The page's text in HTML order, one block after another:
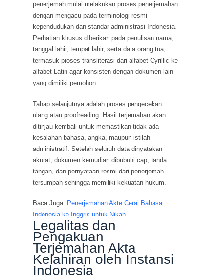
penerjemah mulai melakukan proses penerjemahan
dengan mengacu pada terminologi resmi
kependudukan dan standar administrasi Indonesia.
Perhatian khusus diberikan pada penulisan nama,
tanggal lahir, tempat lahir, serta data orang tua,
termasuk proses transliterasi dari alfabet Cyrillic ke
alfabet Latin agar konsisten dengan dokumen lain
yang dimiliki pemohon.
Tahap selanjutnya adalah proses pengecekan
ulang atau proofreading. Hasil terjemahan akan
ditinjau kembali untuk memastikan tidak ada
kesalahan bahasa, angka, maupun istilah
administratif. Setelah seluruh data dinyatakan
akurat, dokumen kemudian dibubuhi cap, tanda
tangan, dan pernyataan resmi dari penerjemah
tersumpah sehingga memiliki kekuatan hukum.
Baca Juga: Penerjemahan Akte Cerai Bahasa
Indonesia ke Inggris untuk Nikah
Legalitas dan
Pengakuan
Terjemahan Akta
Kelahiran oleh Instansi
Indonesia